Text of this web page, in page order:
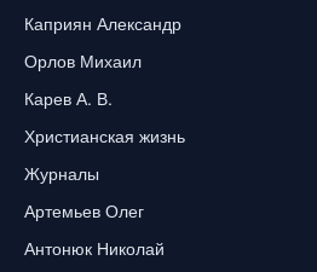
Каприян Александр
Орлов Михаил
Карев А. В.
Христианская жизнь
Журналы
Артемьев Олег
Антонюк Николай